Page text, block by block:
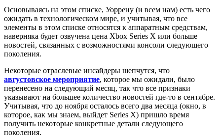
Основываясь на этом списке, Уоррену (и всем нам) есть чего
ожидать в технологическом мире, и учитывая, что все
элементы в этом списке относятся к аппаратным средствам,
наверняка будет озвучена цена Xbox Series X или больше
новостей, связанных с возможностями консоли следующего
поколения.
Некоторые отраслевые инсайдеры шепчутся, что
августовское мероприятие, которое мы ожидали, было
перенесено на следующий месяц, так что все признаки
указывают на большее количество новостей где-то в сентябре.
Учитывая, что до ноября осталось всего два месяца (окно, в
которое, как мы знаем, выйдет Series X) пришло время
получить некоторые конкретные детали следующего
поколения.